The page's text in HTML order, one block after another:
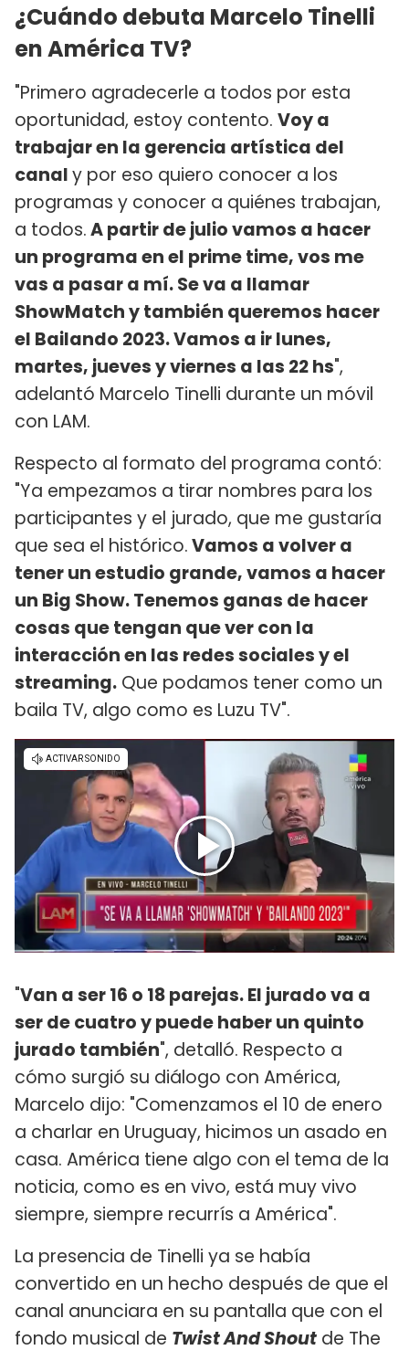
¿Cuándo debuta Marcelo Tinelli
en América TV?
"Primero agradecerle a todos por esta
oportunidad, estoy contento. Voy a
trabajar en la gerencia artística del
canaly por eso quiero conocer a los
programas y conocer a quiénes trabajan,
a todos.A partir de julio vamos a hacer
un programa en el prime time, vos me
vas a pasar a mí. Se va a llamar
ShowMatch y también queremos hacer
el Bailando 2023. Vamos a ir lunes,
martes, jueves y viernes a las 22 hs",
adelantó Marcelo Tinelli durante un móvil
con LAM.
Respecto al formato del programa contó:
"Ya empezamos a tirar nombres para los
participantes y el jurado, que me gustaría
que sea el histórico.Vamos a volver a
tener un estudio grande, vamos a hacer
un Big Show. Tenemos ganas de hacer
cosas que tengan que ver con la
interacción en las redes sociales y el
streaming. Que podamos tener como un
baila TV, algo como es Luzu TV".
"Van a ser 16 o 18 parejas. El jurado va a
ser de cuatro y puede haber un quinto
jurado también", detalló. Respecto a
cómo surgió su diálogo con América,
Marcelo dijo: "Comenzamos el 10 de enero
a charlar en Uruguay, hicimos un asado en
casa. América tiene algo con el tema de la
noticia, como es en vivo, está muy vivo
siempre, siempre recurrís a América".
La presencia de Tinelli ya se había
convertido en un hecho después de que el
canal anunciara en su pantalla que con el
fondo musical de Twist And Shout de The